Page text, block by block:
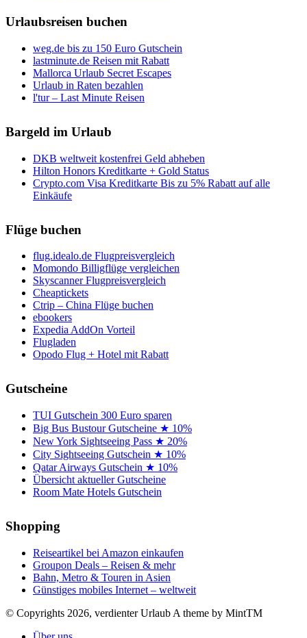
Urlaubsreisen buchen
weg.de bis zu 150 Euro Gutschein
lastminute.de Reisen mit Rabatt
Mallorca Urlaub Secret Escapes
Urlaub in Raten bezahlen
l'tur – Last Minute Reisen
Bargeld im Urlaub
DKB weltweit kostenfrei Geld abheben
Hilton Honors Kreditkarte + Gold Status
Crypto.com Visa Kreditkarte Bis zu 5% Rabatt auf alle
Einkäufe
Flüge buchen
flug.idealo.de Flugpreisvergleich
Momondo Billigflüge vergleichen
Skyscanner Flugpreisvergleich
Cheaptickets
Ctrip – China Flüge buchen
ebookers
Expedia AddOn Vorteil
Flugladen
Opodo Flug + Hotel mit Rabatt
Gutscheine
TUI Gutschein 300 Euro sparen
Big Bus Bustour Gutscheine ★ 10%
New York Sightseeing Pass ★ 20%
City Sightseeing Gutschein ★ 10%
Qatar Airways Gutschein ★ 10%
Übersicht aktueller Gutscheine
Room Mate Hotels Gutschein
Shopping
Reiseartikel bei Amazon einkaufen
Groupon Deals – Reisen & mehr
Bahn, Metro & Touren in Asien
Günstiges mobiles Internet – weltweit
© Copyrights 2026, verdienter Urlaub A theme by MintTM